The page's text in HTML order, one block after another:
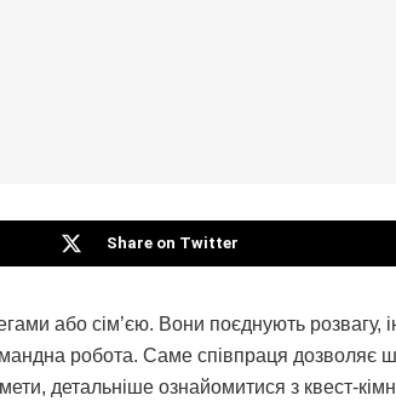
Share on Twitter
або сім’єю. Вони поєднують розвагу,
робота. Саме співпраця дозволяє
детальніше ознайомитися з квест-